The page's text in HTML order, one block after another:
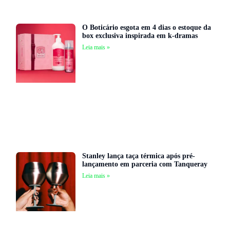
O Boticário esgota em 4 dias o estoque da
box exclusiva inspirada em k-dramas
Leia mais »
Stanley lança taça térmica após pré-
lançamento em parceria com Tanqueray
Leia mais »